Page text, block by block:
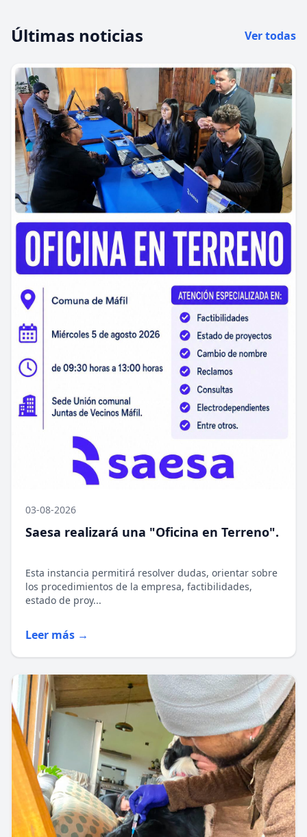
Últimas noticias Ver todas
03-08-2026
Saesa realizará una "Oficina en Terreno".
Esta instancia permitirá resolver dudas, orientar sobre
los procedimientos de la empresa, factibilidades,
estado de proy...
Leer más →